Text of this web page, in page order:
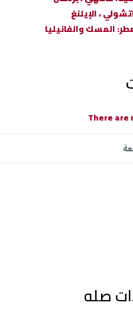
، الإيلنغ
المسك والفانيليا
There are
صله